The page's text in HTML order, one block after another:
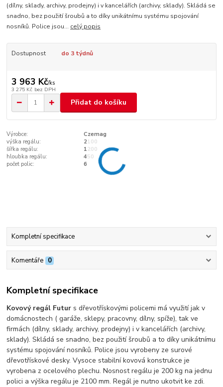
(dílny, sklady, archivy, prodejny) i v kancelářích (archivy, sklady). Skládá se
snadno, bez použití šroubů a to díky unikátnímu systému spojování
nosníků. Police jsou... celý popis
Dostupnost do 3 týdnů
3 963 Kč/ks
3 275 Kč bez DPH
Přidat do košíku
Výrobce:
Czemag
výška regálu:
2100
šířka regálu:
1200
hloubka regálu:
450
počet polic:
6
Kompletní specifikace
Komentáře 0
Kompletní specifikace
Kovový regál Futur s dřevotřískovými policemi má využití jak v
domácnostech ( garáže, sklepy, pracovny, dílny, spíže), tak ve
firmách (dílny, sklady, archivy, prodejny) i v kancelářích (archivy,
sklady). Skládá se snadno, bez použití šroubů a to díky unikátnímu
systému spojování nosníků. Police jsou vyrobeny ze surové
dřevotřískové desky. Vysoce stabilní kovová konstrukce je
vyrobena z ocelového plechu.Nosnost regálu je 200 kg na jednu
polici a výška regálu je 2100 mm. Regál je nutno ukotvit ke zdi.